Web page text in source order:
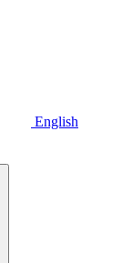
English